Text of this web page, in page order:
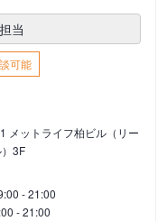
当
可能
メットライフ柏ビル（リー
3F
- 21:00
- 21:00